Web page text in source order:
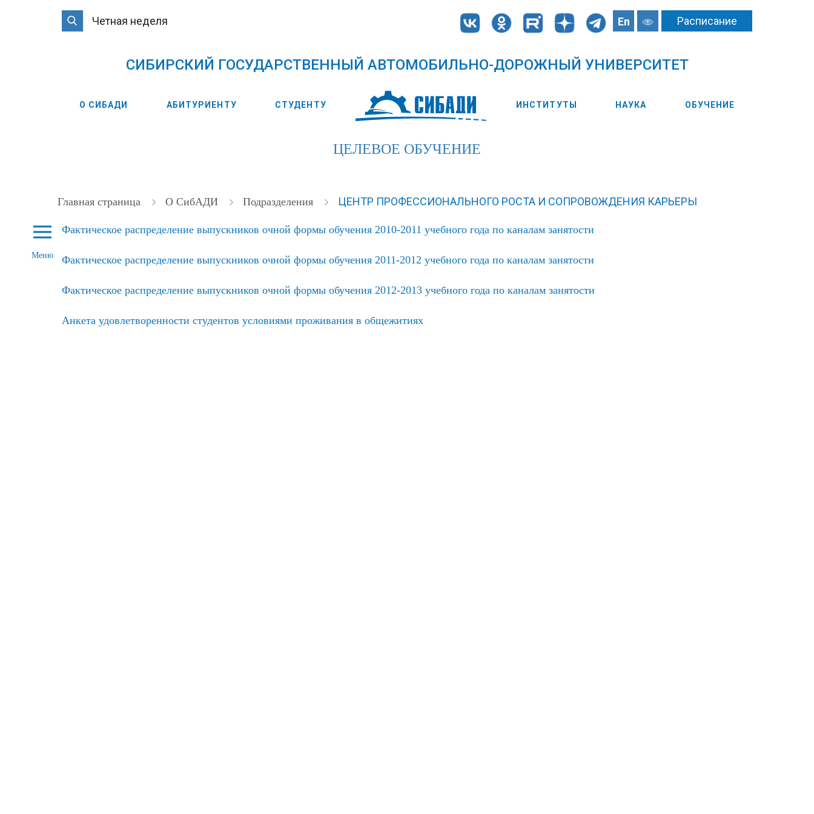
Четная неделя En Расписание
CИБИРСКИЙ ГОСУДАРСТВЕННЫЙ АВТОМОБИЛЬНО-ДОРОЖНЫЙ УНИВЕРСИТЕТ
О СИБАДИ АБИТУРИЕНТУ СТУДЕНТУ ИНСТИТУТЫ НАУКА ОБУЧЕНИЕ
ЦЕЛЕВОЕ ОБУЧЕНИЕ
Главная страница О СибАДИ Подразделения ЦЕНТР ПРОФЕССИОНАЛЬНОГО РОСТА И СОПРОВОЖДЕНИЯ КАРЬЕРЫ
Меню
Фактическое распределение выпускников очной формы обучения 2010-2011 учебного года по каналам занятости
Фактическое распределение выпускников очной формы обучения 2011-2012 учебного года по каналам занятости
Фактическое распределение выпускников очной формы обучения 2012-2013 учебного года по каналам занятости
Анкета удовлетворенности студентов условиями проживания в общежитиях